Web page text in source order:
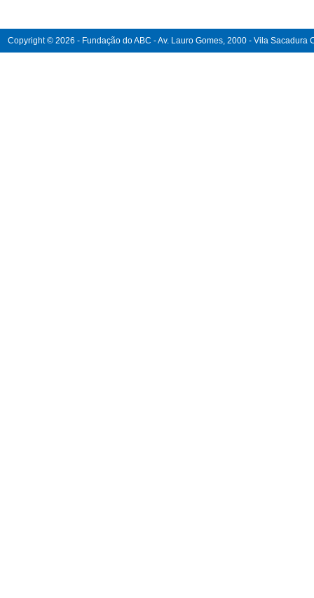
Copyright © 2026 - Fundação do ABC - Av. Lauro Gomes, 2000 - Vila